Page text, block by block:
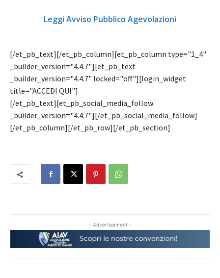
Leggi Avviso Pubblico Agevolazioni
[/et_pb_text][/et_pb_column][et_pb_column type="1_4"
_builder_version="4.4.7"][et_pb_text
_builder_version="4.4.7" locked="off"][login_widget
title="ACCEDI QUI"]
[/et_pb_text][et_pb_social_media_follow
_builder_version="4.4.7"][/et_pb_social_media_follow]
[/et_pb_column][/et_pb_row][/et_pb_section]
- Advertisement -